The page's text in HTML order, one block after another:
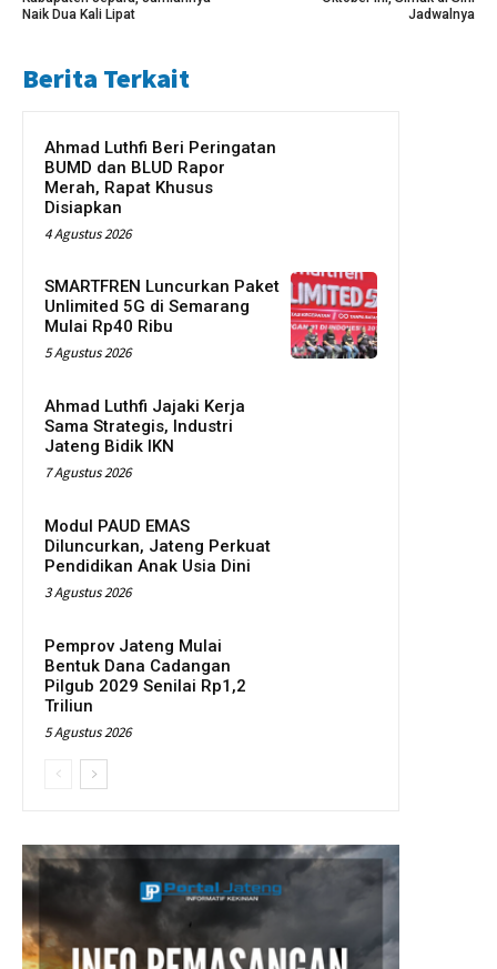
Naik Dua Kali Lipat
Jadwalnya
Berita Terkait
Ahmad Luthfi Beri Peringatan
BUMD dan BLUD Rapor
Merah, Rapat Khusus
Disiapkan
4 Agustus 2026
SMARTFREN Luncurkan Paket
Unlimited 5G di Semarang
Mulai Rp40 Ribu
5 Agustus 2026
Ahmad Luthfi Jajaki Kerja
Sama Strategis, Industri
Jateng Bidik IKN
7 Agustus 2026
Modul PAUD EMAS
Diluncurkan, Jateng Perkuat
Pendidikan Anak Usia Dini
3 Agustus 2026
Pemprov Jateng Mulai
Bentuk Dana Cadangan
Pilgub 2029 Senilai Rp1,2
Triliun
5 Agustus 2026